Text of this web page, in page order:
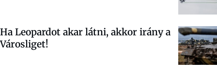
Ha Leopardot akar látni, akkor irány a
Városliget!